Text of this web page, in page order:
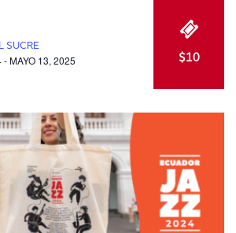
SUCRE
MAYO 13, 2025 $10